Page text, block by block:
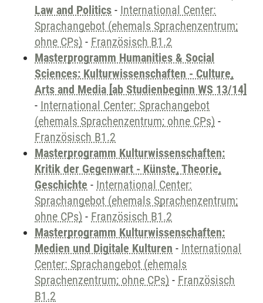
Law and Politics - International Center:
Sprachangebot (ehemals Sprachenzentrum;
ohne CPs) - Französisch B1.2
Masterprogramm Humanities & Social
Sciences: Kulturwissenschaften - Culture,
Arts and Media [ab Studienbeginn WS 13/14]
- International Center: Sprachangebot
(ehemals Sprachenzentrum; ohne CPs) -
Französisch B1.2
Masterprogramm Kulturwissenschaften:
Kritik der Gegenwart - Künste, Theorie,
Geschichte - International Center:
Sprachangebot (ehemals Sprachenzentrum;
ohne CPs) - Französisch B1.2
Masterprogramm Kulturwissenschaften:
Medien und Digitale Kulturen - International
Center: Sprachangebot (ehemals
Sprachenzentrum; ohne CPs) - Französisch
B1.2